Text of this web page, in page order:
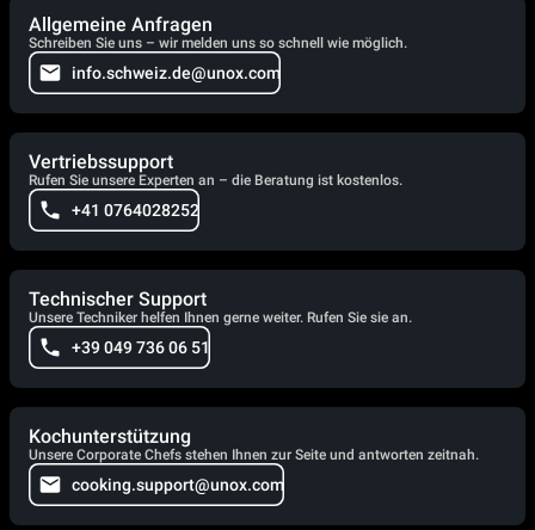
Allgemeine Anfragen
Schreiben Sie uns – wir melden uns so schnell wie möglich.
info.schweiz.de@unox.com
Vertriebssupport
Rufen Sie unsere Experten an – die Beratung ist kostenlos.
+41 0764028252
Technischer Support
Unsere Techniker helfen Ihnen gerne weiter. Rufen Sie sie an.
+39 049 736 06 51
Kochunterstützung
Unsere Corporate Chefs stehen Ihnen zur Seite und antworten zeitnah.
cooking.support@unox.com